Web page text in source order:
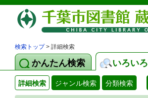
検索トップ> 詳細検索
かんたん検索 いろい
詳細検索 ジャンル検索 分類検索